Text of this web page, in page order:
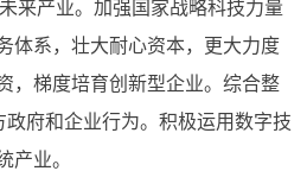
来产业。加强国家战略科技力量
体系，壮大耐心资本，更大力度
，梯度培育创新型企业。综合整
政府和企业行为。积极运用数字技
产业。